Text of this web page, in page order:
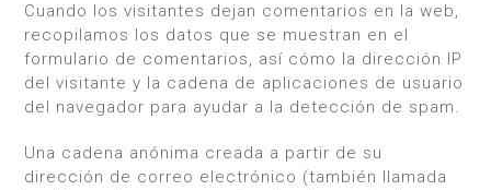
Cuando los visitantes dejan comentarios en la web,
recopilamos los datos que se muestran en el
formulario de comentarios, así cómo la dirección IP
del visitante y la cadena de aplicaciones de usuario
del navegador para ayudar a la detección de spam.
Una cadena anónima creada a partir de su
dirección de correo electrónico (también llamada